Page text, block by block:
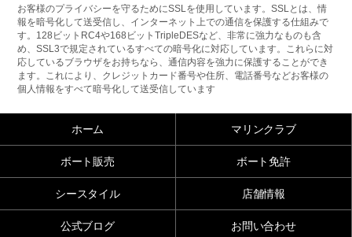
お客様のプライバシーを守るためにSSLを使用しています。SSLとは、情
報を暗号化して送受信し、インターネット上での通信を保護する仕組みで
す。128ビットRC4や168ビットTripleDESなど、非常に強力なものも含
め、SSL3で規定されているすべての暗号化に対応しています。これらに対
応しているブラウザをお持ちなら、通信内容を強力に保護することができ
ます。これにより、クレジットカード番号や住所、電話番号などお客様の
個人情報をすべて暗号化して送受信しています
ホーム マリンクラブ
ボート販売 ボート免許
シースタイル 店舗情報
公式ブログ お問い合わせ